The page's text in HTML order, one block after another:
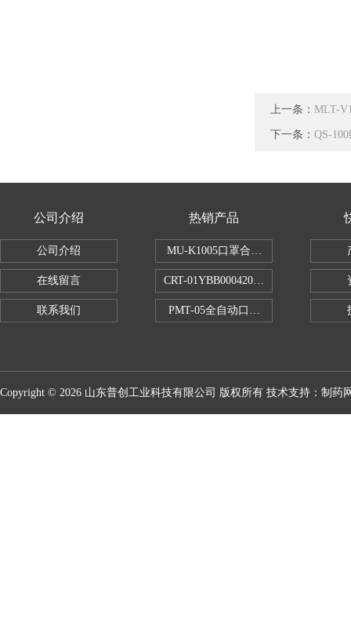
上一条： MLT-
下一条： QS-
公司介绍
公司介绍
在线留言
联系我们
热销产品
MU-K1005口罩合成血液穿透试验仪
CRT-01YBB00042005数显式安瓿瓶圆
PMT-05全自动口红折断力测试仪
Copyright © 2026 山东普创工业科技有限公司 版权所有 技术支持： 制药